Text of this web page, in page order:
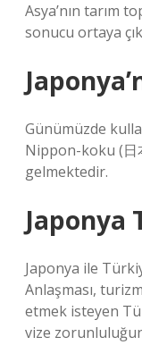
Asya’nın tarım
sonucu ortaya
Günümüzde
Nippon-koku (日
gelmektedir.
Japonya
Japonya ile
Anlaşması,
etmek isteyen
vize